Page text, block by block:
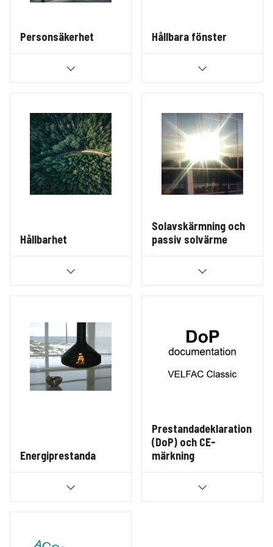
Personsäkerhet Hållbara fönster
Hållbarhet
Solavskärmning och
passiv solvärme
Energiprestanda
Prestandadeklaration
(DoP) och CE-
märkning